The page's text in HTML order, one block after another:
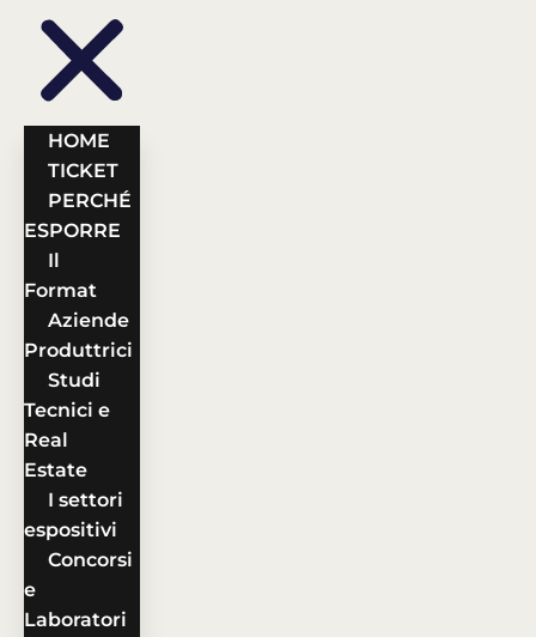
HOME
TICKET
PERCHÉ
ESPORRE
Il
Format
Aziende
Produttrici
Studi
Tecnici e
Real
Estate
I settori
espositivi
Concorsi
e
Laboratori